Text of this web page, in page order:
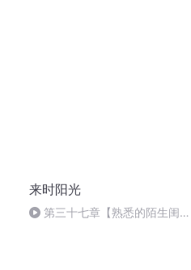
来时阳光
第三十七章【熟悉的陌生闺